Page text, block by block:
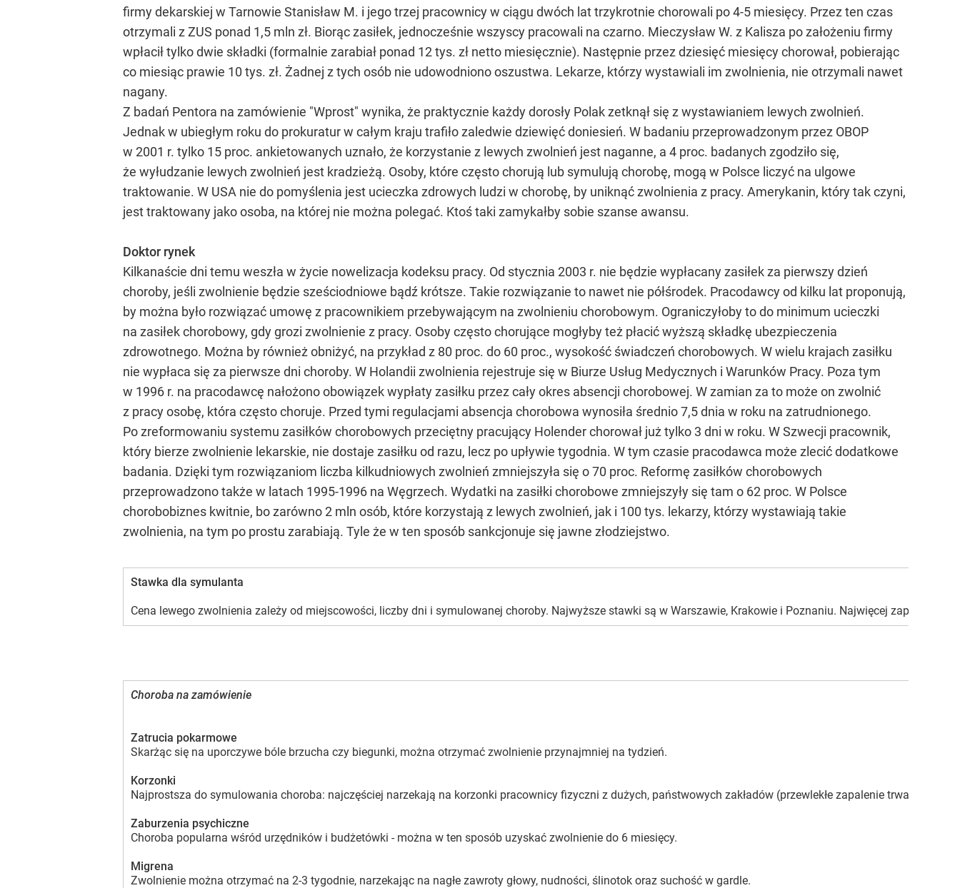
firmy dekarskiej w Tarnowie Stanisław M. i jego trzej pracownicy w ciągu dwóch lat trzykrotnie chorowali po 4-5 miesięcy. Przez ten czas
otrzymali z ZUS ponad 1,5 mln zł. Biorąc zasiłek, jednocześnie wszyscy pracowali na czarno. Mieczysław W. z Kalisza po założeniu firmy
wpłacił tylko dwie składki (formalnie zarabiał ponad 12 tys. zł netto miesięcznie). Następnie przez dziesięć miesięcy chorował, pobierając
co miesiąc prawie 10 tys. zł. Żadnej z tych osób nie udowodniono oszustwa. Lekarze, którzy wystawiali im zwolnienia, nie otrzymali nawet
nagany.
Z badań Pentora na zamówienie "Wprost" wynika, że praktycznie każdy dorosły Polak zetknął się z wystawianiem lewych zwolnień.
Jednak w ubiegłym roku do prokuratur w całym kraju trafiło zaledwie dziewięć doniesień. W badaniu przeprowadzonym przez OBOP
w 2001 r. tylko 15 proc. ankietowanych uznało, że korzystanie z lewych zwolnień jest naganne, a 4 proc. badanych zgodziło się,
że wyłudzanie lewych zwolnień jest kradzieżą. Osoby, które często chorują lub symulują chorobę, mogą w Polsce liczyć na ulgowe
traktowanie. W USA nie do pomyślenia jest ucieczka zdrowych ludzi w chorobę, by uniknąć zwolnienia z pracy. Amerykanin, który tak czyni,
jest traktowany jako osoba, na której nie można polegać. Ktoś taki zamykałby sobie szanse awansu.
Doktor rynek
Kilkanaście dni temu weszła w życie nowelizacja kodeksu pracy. Od stycznia 2003 r. nie będzie wypłacany zasiłek za pierwszy dzień
choroby, jeśli zwolnienie będzie sześciodniowe bądź krótsze. Takie rozwiązanie to nawet nie półśrodek. Pracodawcy od kilku lat proponują,
by można było rozwiązać umowę z pracownikiem przebywającym na zwolnieniu chorobowym. Ograniczyłoby to do minimum ucieczki
na zasiłek chorobowy, gdy grozi zwolnienie z pracy. Osoby często chorujące mogłyby też płacić wyższą składkę ubezpieczenia
zdrowotnego. Można by również obniżyć, na przykład z 80 proc. do 60 proc., wysokość świadczeń chorobowych. W wielu krajach zasiłku
nie wypłaca się za pierwsze dni choroby. W Holandii zwolnienia rejestruje się w Biurze Usług Medycznych i Warunków Pracy. Poza tym
w 1996 r. na pracodawcę nałożono obowiązek wypłaty zasiłku przez cały okres absencji chorobowej. W zamian za to może on zwolnić
z pracy osobę, która często choruje. Przed tymi regulacjami absencja chorobowa wynosiła średnio 7,5 dnia w roku na zatrudnionego.
Po zreformowaniu systemu zasiłków chorobowych przeciętny pracujący Holender chorował już tylko 3 dni w roku. W Szwecji pracownik,
który bierze zwolnienie lekarskie, nie dostaje zasiłku od razu, lecz po upływie tygodnia. W tym czasie pracodawca może zlecić dodatkowe
badania. Dzięki tym rozwiązaniom liczba kilkudniowych zwolnień zmniejszyła się o 70 proc. Reformę zasiłków chorobowych
przeprowadzono także w latach 1995-1996 na Węgrzech. Wydatki na zasiłki chorobowe zmniejszyły się tam o 62 proc. W Polsce
chorobobiznes kwitnie, bo zarówno 2 mln osób, które korzystają z lewych zwolnień, jak i 100 tys. lekarzy, którzy wystawiają takie
zwolnienia, na tym po prostu zarabiają. Tyle że w ten sposób sankcjonuje się jawne złodziejstwo.
Stawka dla symulanta
Cena lewego zwolnienia zależy od miejscowości, liczby dni i symulowanej choroby. Najwyższe stawki są w Warszawie, Krakowie i Poznaniu. Najwięcej
Choroba na zamówienie
Zatrucia pokarmowe
Skarżąc się na uporczywe bóle brzucha czy biegunki, można otrzymać zwolnienie przynajmniej na tydzień.
Korzonki
Najprostsza do symulowania choroba: najczęściej narzekają na korzonki pracownicy fizyczni z dużych, państwowych zakładów (przewlekłe zapalenie trwa do 3
Zaburzenia psychiczne
Choroba popularna wśród urzędników i budżetówki - można w ten sposób uzyskać zwolnienie do 6 miesięcy.
Migrena
Zwolnienie można otrzymać na 2-3 tygodnie, narzekając na nagłe zawroty głowy, nudności, ślinotok oraz suchość w gardle.